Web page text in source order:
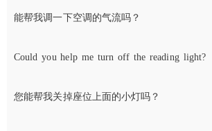
能帮我调一下空调的气流吗？
Could you help me turn off the reading light?
您能帮我关掉座位上面的小灯吗？